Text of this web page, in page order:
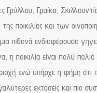
Γρύλλου, Γραίκα,
ποικιλίας και των
πιθανά ενδιαφέρουσα
η ποικιλία είναι πολύ παλιά
ενώ υπήρχε η φήμη ότι
εκτάσεις και πιο